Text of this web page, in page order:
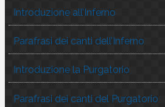
Introduzione all’Inferno
Parafrasi dei canti dell’Inferno
Introduzione la Purgatorio
Parafrasi dei canti del Purgatorio